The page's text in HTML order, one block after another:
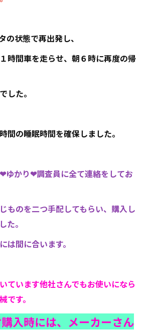
の状態で再出発し、
時間車を走らせ、朝６時に再度の帰
した。
間の睡眠時間を確保しました。
ゆかり❤調査員に全て連絡をしてお
ものを二つ手配してもらい、購入し
た。
は間に合います。
ています他社さんでもお使いになら
です。
入時には、メーカーさん